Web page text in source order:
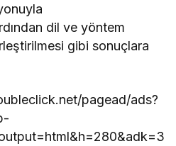
dil ve yöntem
gibi sonuçlara
pagead/ads?